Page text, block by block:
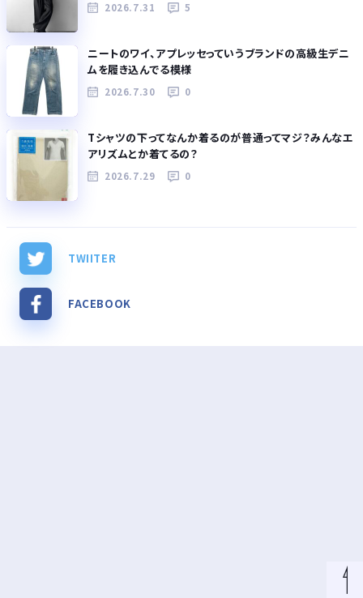
2026.7.31 5
ニートのワイ、アプレッセっていうブランドの高級生デニ
ムを履き込んでる模様
2026.7.30 0
Tシャツの下ってなんか着るのが普通ってマジ？みんなエ
アリズムとか着てるの？
2026.7.29 0
TWIITER
FACEBOOK